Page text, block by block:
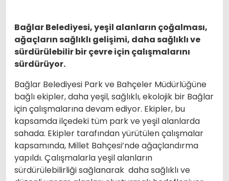
Bağlar Belediyesi, yeşil alanların çoğalması,
ağaçların sağlıklı gelişimi, daha sağlıklı ve
sürdürülebilir bir çevre için çalışmalarını
sürdürüyor.
Bağlar Belediyesi Park ve Bahçeler Müdürlüğüne
bağlı ekipler, daha yeşil, sağlıklı, ekolojik bir Bağlar
için çalışmalarına devam ediyor. Ekipler, bu
kapsamda ilçedeki tüm park ve yeşil alanlarda
sahada. Ekipler tarafından yürütülen çalışmalar
kapsamında, Millet Bahçesi’nde ağaçlandırma
yapıldı. Çalışmalarla yeşil alanların
sürdürülebilirliği sağlanarak daha sağlıklı ve